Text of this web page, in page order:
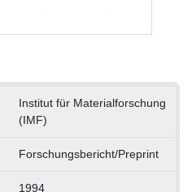
Institut für Materialforschung
(IMF)
Forschungsbericht/Preprint
1994